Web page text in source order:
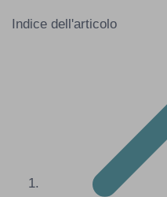
Indice dell'articolo